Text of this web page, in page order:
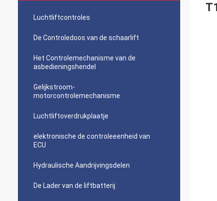
Luchtliftcontroles
De Controledoos van de schaarlift
Het Controlemechanisme van de
asbedieningshendel
Gelijkstroom-
motorcontrolemechanisme
Luchtliftoverdrukplaatje
elektronische de controleeenheid van
ECU
Hydraulische Aandrijvingsdelen
De Lader van de liftbatterij